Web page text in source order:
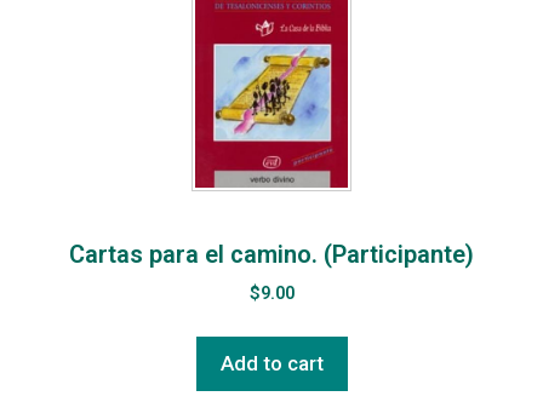
Cartas para el camino. (Participante)
$9.00
Add to cart